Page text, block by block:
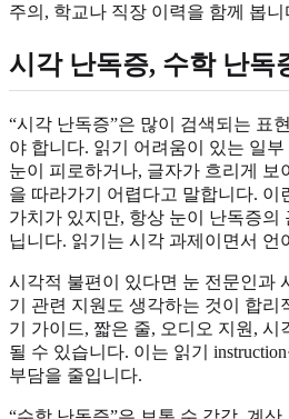
주의, 학교나 직장 이력을 함께 봅니
시각 난독증, 수학 난독
“시각 난독증”은 많이 검색되는 표
야 합니다. 읽기 어려움이 있는 일
눈이 피로하거나, 글자가 흐리게 보
을 따라가기 어렵다고 말합니다. 이
가치가 있지만, 항상 눈이 난독증의
닙니다. 읽기는 시각 과제이면서 언
시각적 불편이 있다면 눈 전문인과
기 관련 지원도 생각하는 것이 합리
기 가이드, 짧은 줄, 오디오 지원, 시
될 수 있습니다. 이는 읽기
부담을 줄입니다.